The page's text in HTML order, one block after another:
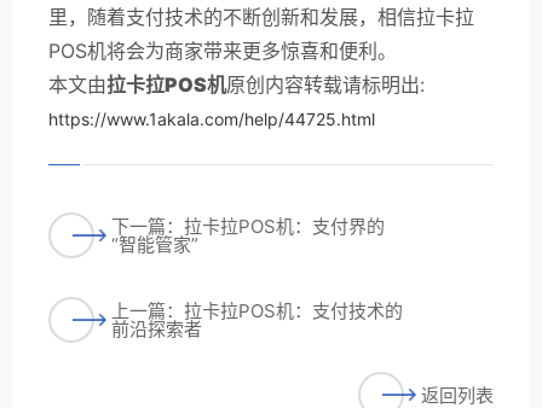
里，随着支付技术的不断创新和发展，相信拉卡拉
POS机将会为商家带来更多惊喜和便利。
本文由拉卡拉POS机原创内容转载请标明出:
https://www.1akala.com/help/44725.html
下一篇：拉卡拉POS机：支付界的
“智能管家”
上一篇：拉卡拉POS机：支付技术的
前沿探索者
返回列表